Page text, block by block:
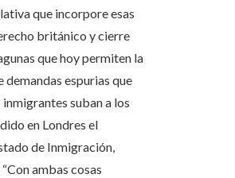
que incorpore esas
británico y cierre
que hoy permiten la
espurias que
suban a los
en Londres el
de Inmigración,
ambas cosas